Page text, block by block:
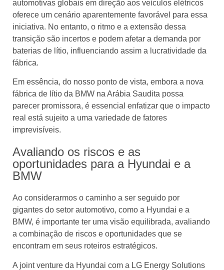
automotivas globais em direção aos veículos elétricos
oferece um cenário aparentemente favorável para essa
iniciativa. No entanto, o ritmo e a extensão dessa
transição são incertos e podem afetar a demanda por
baterias de lítio, influenciando assim a lucratividade da
fábrica.
Em essência, do nosso ponto de vista, embora a nova
fábrica de lítio da BMW na Arábia Saudita possa
parecer promissora, é essencial enfatizar que o impacto
real está sujeito a uma variedade de fatores
imprevisíveis.
Avaliando os riscos e as
oportunidades para a Hyundai e a
BMW
Ao considerarmos o caminho a ser seguido por
gigantes do setor automotivo, como a Hyundai e a
BMW, é importante ter uma visão equilibrada, avaliando
a combinação de riscos e oportunidades que se
encontram em seus roteiros estratégicos.
A joint venture da Hyundai com a LG Energy Solutions